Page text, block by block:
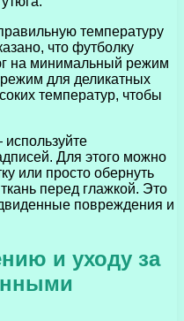
температуру
что футболку
на минимальный режим
для деликатных
температур, чтобы
Для этого можно
или просто обернуть
перед глажкой. Это
повреждения и
и уходу за